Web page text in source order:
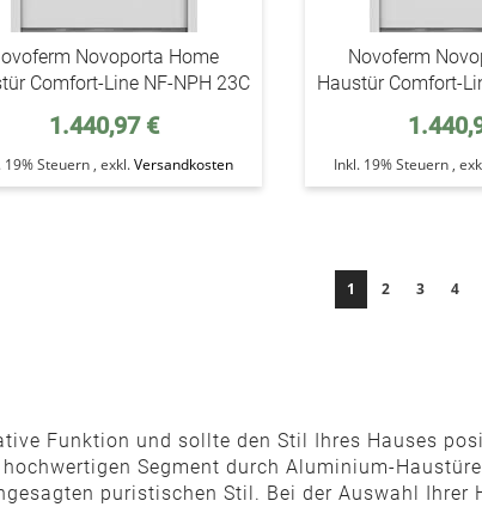
Novoporta Home
Comfort-Line NF-NPH 23C
1.440,97 €
19% Steuern , exkl.Versandkosten
Novoferm
Haustür Comfort-
Inkl. 19% Steuern ,
Seite
Sie lesen gerade
1 Seite
2 Seite
3 4
Funktion und sollte den Stil Ihres Hauses
Segment durch Aluminium-
puristischen Stil. Bei der Auswahl Ihrer